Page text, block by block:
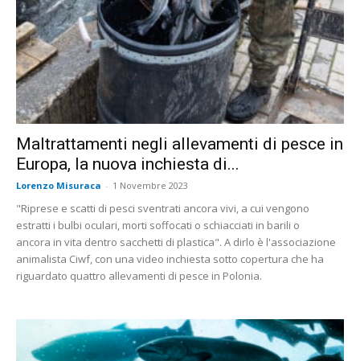
Maltrattamenti negli allevamenti di pesce in
Europa, la nuova inchiesta di...
Lorenzo Misuraca - 1 Novembre 2023
"Riprese e scatti di pesci sventrati ancora vivi, a cui vengono
estratti i bulbi oculari, morti soffocati o schiacciati in barili o
ancora in vita dentro sacchetti di plastica". A dirlo è l'associazione
animalista Ciwf, con una video inchiesta sotto copertura che ha
riguardato quattro allevamenti di pesce in Polonia.